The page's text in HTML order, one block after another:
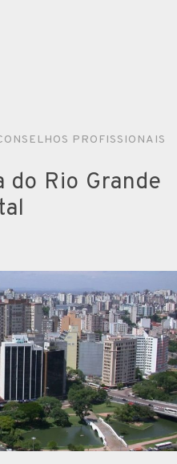
PROFISSIONAIS
do Rio Grande